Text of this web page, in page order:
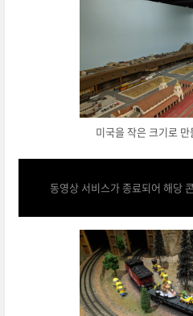
미국을 작은 크기로
동영상 서비스가 종료되어 해당